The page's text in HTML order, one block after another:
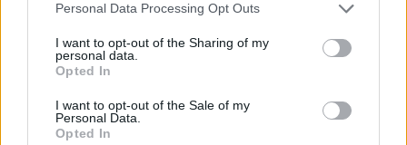
Personal Data Processing Opt Outs
I want to opt-out of the Sharing of my
personal data.
Opted In
I want to opt-out of the Sale of my
Personal Data.
Opted In
ενυδατικές κρέμες συγκριτικά με αυτές που
χρησιμοποιούν τον χειμώνα, για να μην
αποφράσσονται οι πόροι του δέρματος.
Να πίνουν άφθονο νερό.
Να σκουπίζουν τον ιδρώτα μόνο με καθαρή
πετσέτα.